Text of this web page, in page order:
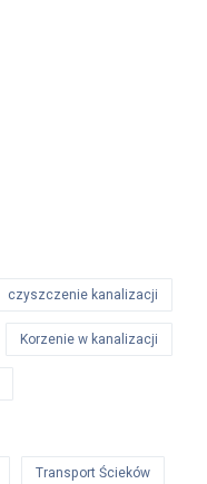
czyszczenie kanalizacji
Korzenie w kanalizacji
Transport Ścieków